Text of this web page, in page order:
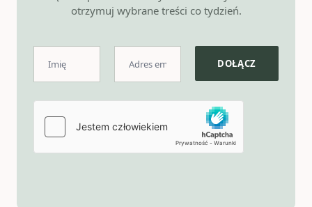
otrzymuj wybrane treści co tydzień.